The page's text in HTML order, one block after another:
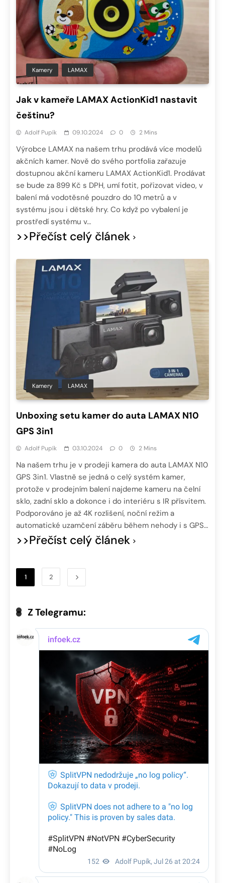
Kamery LAMAX
Jak v kameře LAMAX ActionKid1 nastavit
češtinu?
Adolf Pupík 09.10.2024 0 2 Mins
Výrobce LAMAX na našem trhu prodává více modelů
akčních kamer. Nově do svého portfolia zařazuje
dostupnou akční kameru LAMAX ActionKid1. Prodávat
se bude za 899 Kč s DPH, umí fotit, pořizovat video, v
balení má vodotěsné pouzdro do 10 metrů a v
systému jsou i dětské hry. Co když po vybalení je
prostředí systému v…
>>Přečíst celý článek
Kamery LAMAX
Unboxing setu kamer do auta LAMAX N10
GPS 3in1
Adolf Pupík 03.10.2024 0 2 Mins
Na našem trhu je v prodeji kamera do auta LAMAX N10
GPS 3in1. Vlastně se jedná o celý systém kamer,
protože v prodejním balení najdeme kameru na čelní
sklo, zadní sklo a dokonce i do interiéru s IR přísvitem.
Podporováno je až 4K rozlišení, noční režim a
automatické uzamčení záběru během nehody i s GPS…
>>Přečíst celý článek
1 2
Z Telegramu: